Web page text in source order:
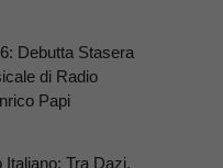
Debutta Stasera
di Radio
Papi
Italiano: Tra Dazi,